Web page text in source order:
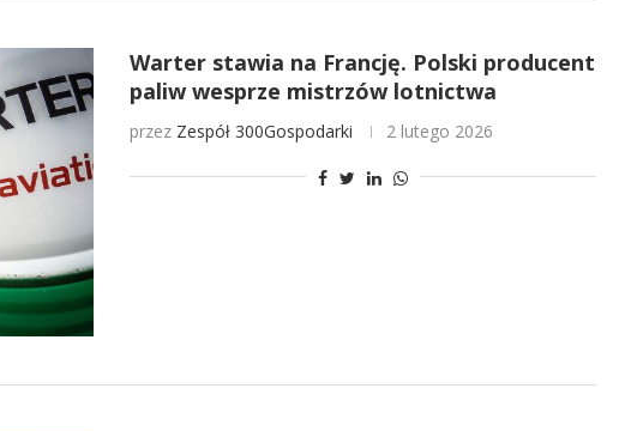
Warter stawia na Francję. Polski producent
paliw wesprze mistrzów lotnictwa
przez Zespół 300Gospodarki 2 lutego 2026